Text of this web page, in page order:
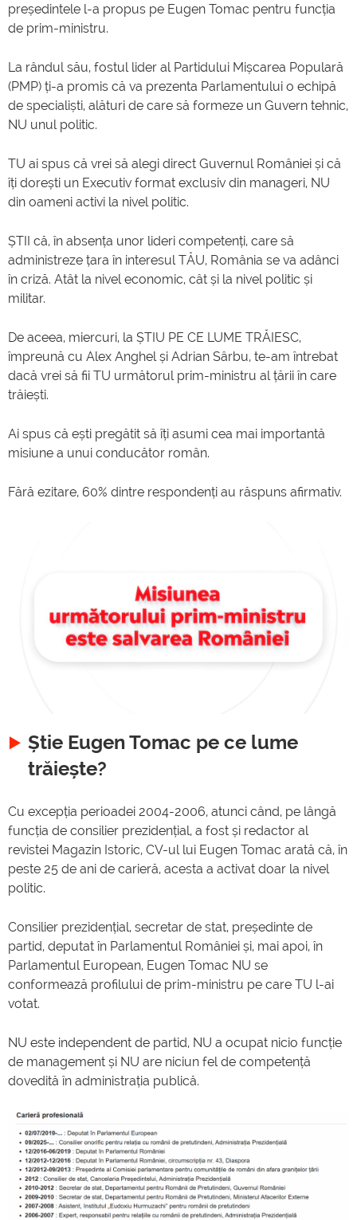
președintele l-a propus pe Eugen Tomac pentru funcția
de prim-ministru.
La rândul său, fostul lider al Partidului Mișcarea Populară
(PMP) ți-a promis că va prezenta Parlamentului o echipă
de specialiști, alături de care să formeze un Guvern tehnic,
NU unul politic.
TU ai spus că vrei să alegi direct Guvernul României și că
îți dorești un Executiv format exclusiv din manageri, NU
din oameni activi la nivel politic.
ȘTII că, în absența unor lideri competenți, care să
administreze țara în interesul TĂU, România se va adânci
în criză. Atât la nivel economic, cât și la nivel politic și
militar.
De aceea, miercuri, la ȘTIU PE CE LUME TRĂIESC,
împreună cu Alex Anghel și Adrian Sârbu, te-am întrebat
dacă vrei să fii TU următorul prim-ministru al țării în care
trăiești.
Ai spus că ești pregătit să îți asumi cea mai importantă
misiune a unui conducător român.
Fără ezitare, 60% dintre respondenți au răspuns afirmativ.
Știe Eugen Tomac pe ce lume
trăiește?
Cu excepția perioadei 2004-2006, atunci când, pe lângă
funcția de consilier prezidențial, a fost și redactor al
revistei Magazin Istoric, CV-ul lui Eugen Tomac arată că, în
peste 25 de ani de carieră, acesta a activat doar la nivel
politic.
Consilier prezidențial, secretar de stat, președinte de
partid, deputat în Parlamentul României și, mai apoi, în
Parlamentul European, Eugen Tomac NU se
conformează profilului de prim-ministru pe care TU l-ai
votat.
NU este independent de partid, NU a ocupat nicio funcție
de management și NU are niciun fel de competență
dovedită în administrația publică.